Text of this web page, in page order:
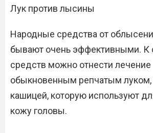
Лук против лысины
Народные средства от
бывают очень эффективными. К
средств можно отнести лечение
обыкновенным репчатым луком,
кашицей, которую используют
кожу головы.